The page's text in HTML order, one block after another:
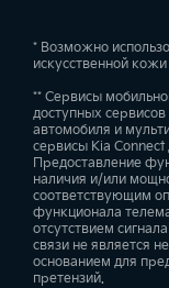
* Возможно
искусственной
** Сервисы
доступных
автомобиля и
сервисы Kia
Предоставление
наличия и/или
соответствующим
функционала
отсутствием
связи не является
основанием для
претензий.